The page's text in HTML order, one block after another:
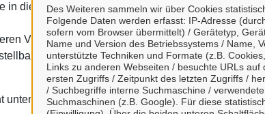
Des Weiteren sammeln wir über Cookies
Folgende Daten werden erfasst: IP-Adresse
sofern vom Browser übermittelt) / Gerätetyp,
Name und Version des Betriebssystems / Name,
unterstützte Techniken und Formate (z.B.
Links zu anderen Webseiten / besuchte URLs
ersten Zugriffs / Zeitpunkt des letzten Zugriffs /
/ Suchbegriffe interne Suchmaschine /
Suchmaschinen (z.B. Google). Für diese
in dieser Webseite veröffentlicht werden, ist eine
Veranschaulichung werden bildliche
neu eingestellte Videos werden aber